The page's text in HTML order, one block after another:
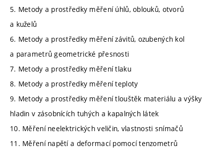
5. Metody a prostředky měření úhlů, oblouků, otvorů
a kuželů
6. Metody a prostředky měření závitů, ozubených kol
a parametrů geometrické přesnosti
7. Metody a prostředky měření tlaku
8. Metody a prostředky měření teploty
9. Metody a prostředky měření tlouštěk materiálu a výšky
hladin v zásobnících tuhých a kapalných látek
10. Měření neelektrických veličin, vlastnosti snímačů
11. Měření napětí a deformací pomocí tenzometrů